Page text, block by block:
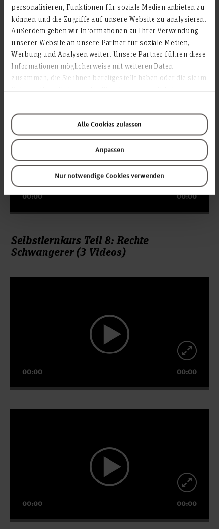
personalisieren, Funktionen für soziale Medien anbieten zu
können und die Zugriffe auf unsere Website zu analysieren.
Außerdem geben wir Informationen zu Ihrer Verwendung
unserer Website an unsere Partner für soziale Medien,
Werbung und Analysen weiter. Unsere Partner führen diese
Informationen möglicherweise mit weiteren Daten
zusammen, die Sie ihnen bereitgestellt haben oder die sie im
Alle Cookies zulassen
Anpassen
Nur notwendige Cookies verwenden
00:00
Player
00:00 00:00
Selbstlernkurs Teil 8: Rechte
Schwangerer (3 Videos)
00:00 00:00
00:00 00:00